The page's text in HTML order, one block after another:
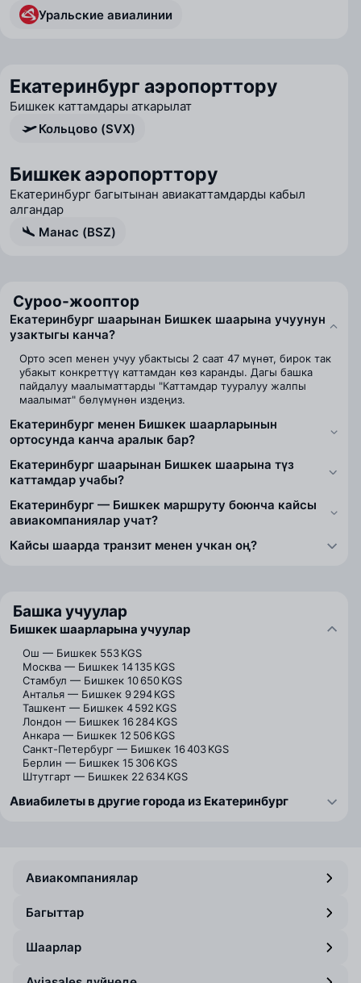
Уральские авиалинии
Екатеринбург аэропорттору
Бишкек каттамдары аткарылат
Кольцово (SVX)
Бишкек аэропорттору
Екатеринбург багытынан авиакаттамдарды кабыл
алгандар
Манас (BSZ)
Суроо-жооптор
Екатеринбург шаарынан Бишкек шаарына учуунун
узактыгы канча?
Орто эсеп менен учуу убактысы 2 саат 47 мүнөт, бирок так
убакыт конкреттүү каттамдан көз каранды. Дагы башка
пайдалуу маалыматтарды "Каттамдар тууралуу жалпы
маалымат" бөлүмүнөн издеңиз.
Екатеринбург менен Бишкек шаарларынын
ортосунда канча аралык бар?
Екатеринбург шаарынан Бишкек шаарына түз
каттамдар учабы?
Екатеринбург — Бишкек маршруту боюнча кайсы
авиакомпаниялар учат?
Кайсы шаарда транзит менен учкан оң?
Башка учуулар
Бишкек шаарларына учуулар
Ош — Бишкек 553 KGS
Москва — Бишкек 14 135 KGS
Стамбул — Бишкек 10 650 KGS
Анталья — Бишкек 9 294 KGS
Ташкент — Бишкек 4 592 KGS
Лондон — Бишкек 16 284 KGS
Анкара — Бишкек 12 506 KGS
Санкт-Петербург — Бишкек 16 403 KGS
Берлин — Бишкек 15 306 KGS
Штутгарт — Бишкек 22 634 KGS
Авиабилеты в другие города из Екатеринбург
Авиакомпаниялар
Багыттар
Шаарлар